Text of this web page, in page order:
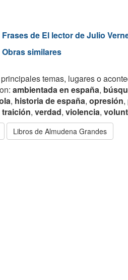
Frases de El lector de Julio
Obras similares
temas, lugares o
ambientada en españa,
, historia de españa, opresión,
traición, verdad, violencia,
Libros de Almudena Grandes